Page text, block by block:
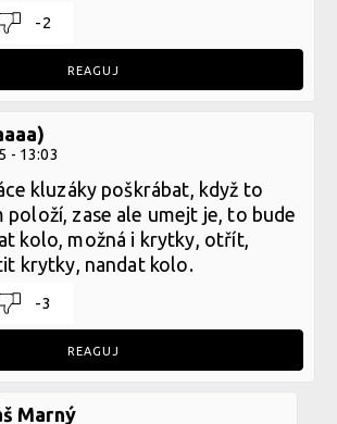
-2
REAGUJ
- 13:03
kluzáky poškrábat, když to
položí, zase ale umejt je, to bude
kolo, možná i krytky, otřít,
krytky, nandat kolo.
-3
REAGUJ
Marný